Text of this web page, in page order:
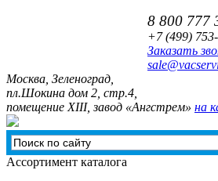
8 800 777
+7 (499)
Заказать
Москва, Зелeноград,
пл.Шокина дом 2, стр.4,
помещение XIII, завод «Ангстрем» на
Ассортимент каталога